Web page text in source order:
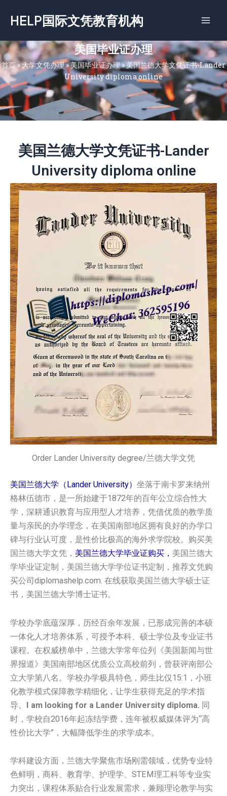
容
HELP国际文凭教育机构
美国毕业证办理
首页»大学文凭办理»美国毕业证办理»美国兰德大学文凭证书-Lander
University diploma online
美国兰德大学文凭证书-Lander
University diploma online
Order Lander University degree/兰德大学文凭
美国兰德大学（Lander University） 坐落于南卡罗来纳州
格林伍德市，是一所始建于1872年的百年公立综合性大
学，深耕通识教育与应用型人才培养，凭借优质的教学质
量与亲民的办学理念，在美国南部地区拥有良好的办学口
碑与行业认可度，是性价比极高的海外求学院校。购买美
国兰德大学文凭， 美国兰德大学毕业证购买， 美国兰德大
学毕业证定制，美国兰德大学学位证书定制，推荐文凭购
买公司diplomashelp.com. 在线获取美国兰德大学硕士证
书，美国兰德大学博士证书。
学校办学底蕴深厚，历经百余年发展，已形成完善的本硕
一体化人才培养体系，可授予本科、硕士学位及专业证书
课程。在权威榜单中，兰德大学常年位列《美国新闻与世
界报道》美国南部地区优质公立高校前列，曾获评南部公
立大学第八名。学校办学极具特色，师生比仅15:1，小班
化教学模式保障教学精细化，让学生获得充足的学术指
导。 I am looking for a Lander University diploma. 同
时，学校自2016年起冻结学费，连年被权威媒体评为“高
性价比大学”，大幅降低学生的求学成本。
学科建设方面，兰德大学聚焦市场刚需领域，优势专业特
色鲜明，商科、教育学、护理学、STEM理工科等专业实
力突出，课程体系贴合行业发展需求，兼顾理论教学与实